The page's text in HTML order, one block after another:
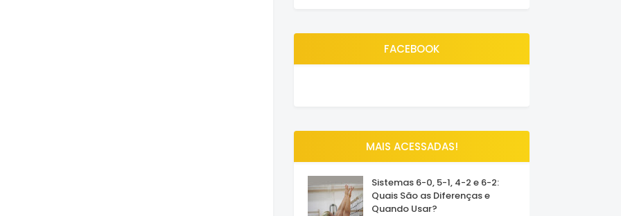
FACEBOOK
MAIS ACESSADAS!
Sistemas 6-0, 5-1, 4-2 e 6-2:
Quais São as Diferenças e
Quando Usar?